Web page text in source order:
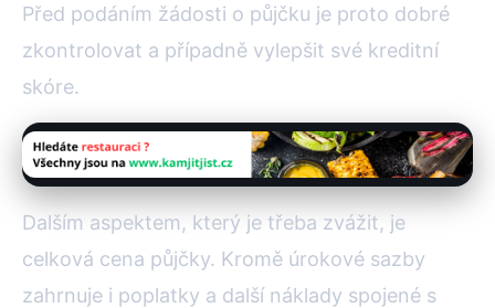
Před podáním žádosti o půjčku je proto dobré
zkontrolovat a případně vylepšit své kreditní
skóre.
Dalším aspektem, který je třeba zvážit, je
celková cena půjčky. Kromě úrokové sazby
zahrnuje i poplatky a další náklady spojené s